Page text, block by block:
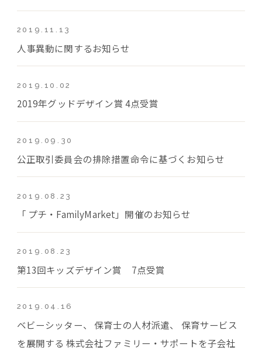
2019.11.13
人事異動に関するお知らせ
2019.10.02
2019年グッドデザイン賞 4点受賞
2019.09.30
公正取引委員会の排除措置命令に基づくお知らせ
2019.08.23
「 プチ・FamilyMarket」開催のお知らせ
2019.08.23
第13回キッズデザイン賞 7点受賞
2019.04.16
ベビーシッター、 保育士の人材派遣、 保育サービス
を展開する 株式会社ファミリー・サポートを子会社